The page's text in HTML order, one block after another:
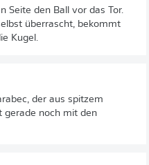
Seite den Ball vor das Tor.
überrascht, bekommt
Kugel.
der aus spitzem
gerade noch mit den